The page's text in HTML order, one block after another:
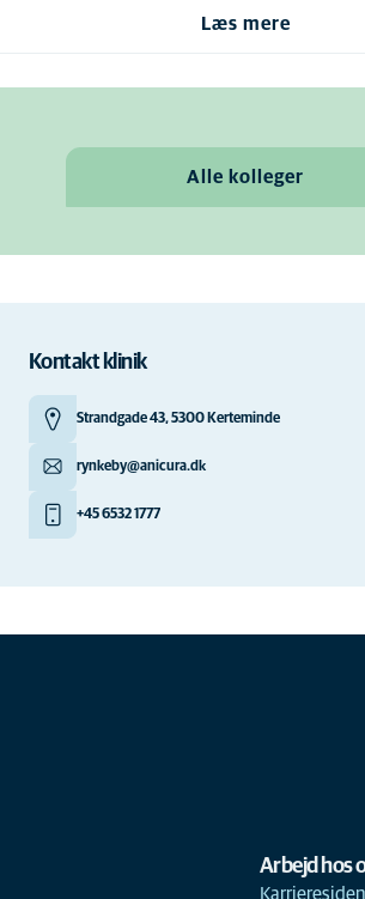
Læs mere
Alle kolleger
Kontakt klinik
Strandgade 43, 5300 Kerteminde
rynkeby@anicura.dk
+45 6532 1777
Arbejd hos
Karrieresiden